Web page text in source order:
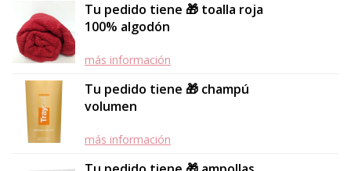
Tu pedido tiene 🎁 toalla roja
100% algodón
más información
Tu pedido tiene 🎁 champú
volumen
más información